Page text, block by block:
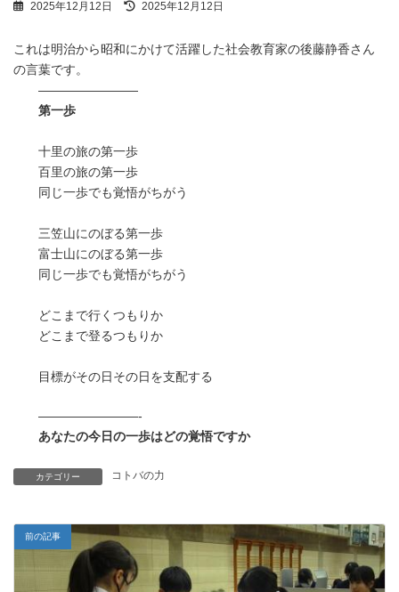
2025年12月12日
最
新
2025年12月12日
これは明治から昭和にかけて活躍した社会教育家の後藤静香さん
の言葉です。
————————
第一歩
十里の旅の第一歩
百里の旅の第一歩
同じ一歩でも覚悟がちがう
三笠山にのぼる第一歩
富士山にのぼる第一歩
同じ一歩でも覚悟がちがう
どこまで行くつもりか
どこまで登るつもりか
目標がその日その日を支配する
————————-
あなたの今日の一歩はどの覚悟ですか
カテゴリー コトバの力
前の記事